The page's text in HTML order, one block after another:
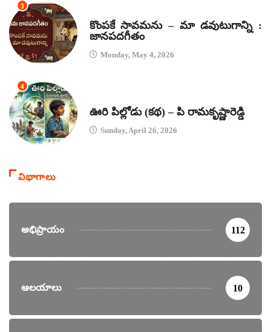
3
కొంపకే సావమను – మా డవుటుగాన్ని :
జానపదగీతం
Monday, May 4, 2026
4
ఊరి పిల్లోడు (కథ) – పి రామకృష్ణారెడ్డి
Sunday, April 26, 2026
విభాగాలు
అభిప్రాయం 112
ఆలయాలు 10